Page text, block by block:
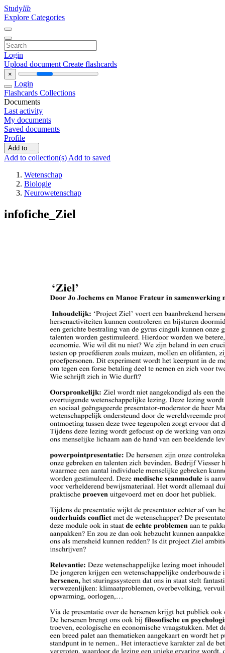
Studylib
Explore Categories
Login
Upload document Create flashcards
×
Login
Flashcards Collections
Documents
Last activity
My documents
Saved documents
Profile
Add to ...
Add to collection(s) Add to saved
Wetenschap
Biologie
Neurowetenschap
infofiche_Ziel